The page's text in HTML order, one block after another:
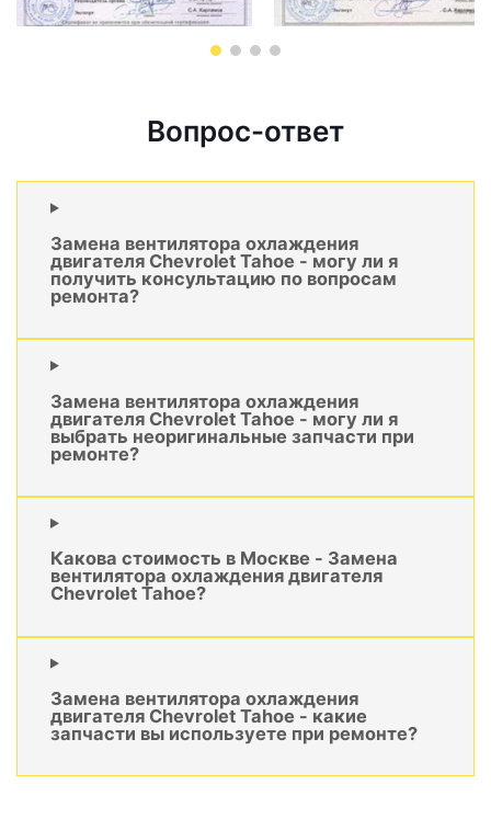
Вопрос-ответ
Замена вентилятора охлаждения
двигателя Chevrolet Tahoe - могу ли я
получить консультацию по вопросам
ремонта?
Замена вентилятора охлаждения
двигателя Chevrolet Tahoe - могу ли я
выбрать неоригинальные запчасти при
ремонте?
Какова стоимость в Москве - Замена
вентилятора охлаждения двигателя
Chevrolet Tahoe?
Замена вентилятора охлаждения
двигателя Chevrolet Tahoe - какие
запчасти вы используете при ремонте?